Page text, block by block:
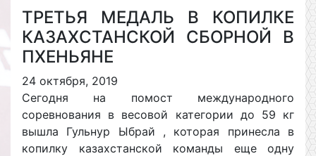
ТРЕТЬЯ МЕДАЛЬ В КОПИЛКЕ
КАЗАХСТАНСКОЙ СБОРНОЙ В
ПХЕНЬЯНЕ
24 октября, 2019
Сегодня на помост международного
соревнования в весовой категории до 59 кг
вышла Гульнур Ыбрай , которая принесла в
копилку казахстанской команды еще одну